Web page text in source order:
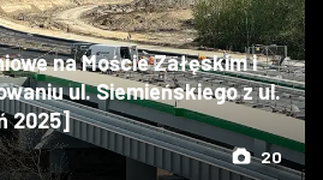
na Moście Załęskim i
ul. Siemieńskiego z ul.
2025]
20